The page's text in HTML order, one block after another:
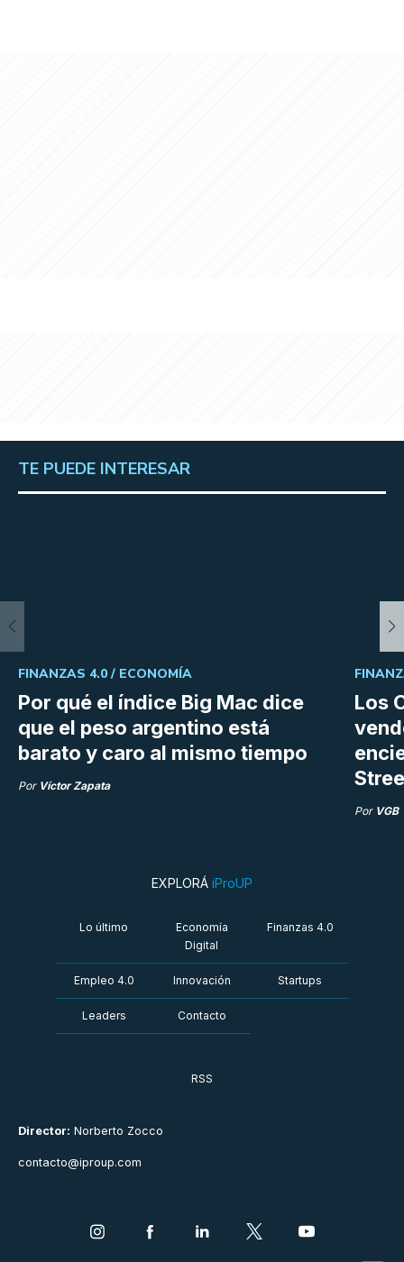
TE PUEDE INTERESAR
Por qué el índice Big Mac dice
que el peso argentino está
barato y caro al mismo tiempo
FINANZAS 4.0 / ECONOMÍA
Por Víctor Zapata
Los
Por VGB
Director: Norberto Zocco
contacto@iproup.com
EXPLORÁ iProUP
Lo último
Economía
Digital
Finanzas 4.0
Empleo 4.0 Innovación Startups
Leaders Contacto
RSS